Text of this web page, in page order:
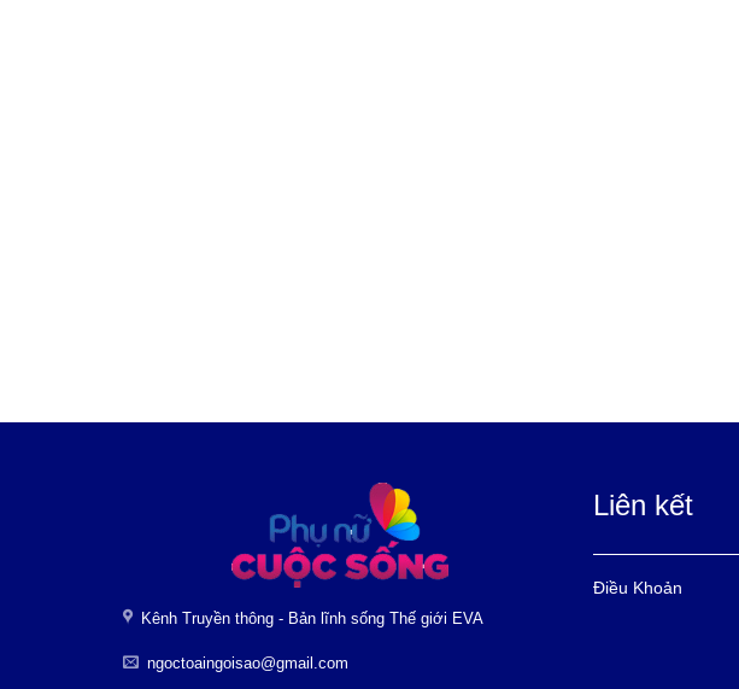
Kênh Truyền thông - Bản lĩnh sống Thế giới EVA
ngoctoaingoisao@gmail.com
Liên kết
Điều Khoản